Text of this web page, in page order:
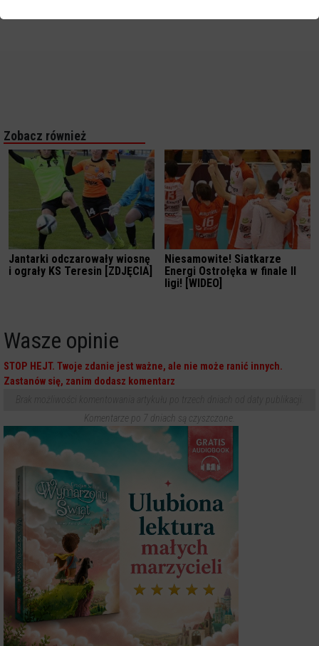
Zobacz również
Jantarki odczarowały wiosnę
i ograły KS Teresin [ZDJĘCIA]
Niesamowite! Siatkarze
Energi Ostrołęka w finale II
ligi! [WIDEO]
Wasze opinie
STOP HEJT. Twoje zdanie jest ważne, ale nie może ranić innych.
Zastanów się, zanim dodasz komentarz
Komentarze po 7 dniach są czyszczone.